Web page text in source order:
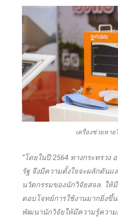
เครื่องช่วยหาย
“โดยในปี 2564 ทางกระทรวง
รัฐ จึงมีความตั้งใจจะผลักดันแ
นวัตกรรมของนักวิจัยสจล. ให้
ตอบโจทย์การใช้งานมากยิ่งขึ้
พัฒนานักวิจัยให้มีความรู้ความ